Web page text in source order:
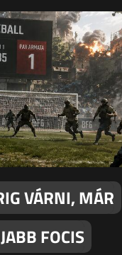
VÁRNI, MÁR
FOCIS